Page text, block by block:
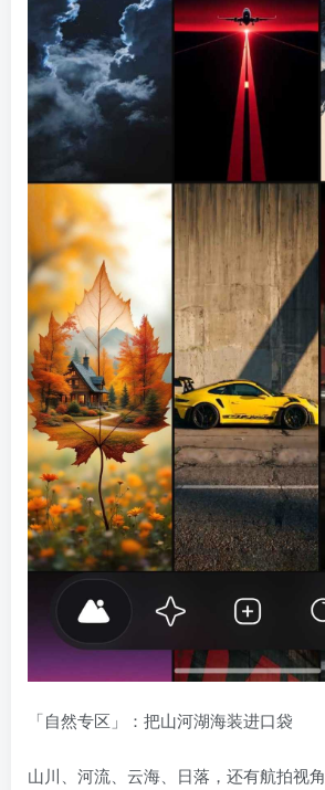
「自然专区」：把山河湖海装进口袋
山川、河流、云海、日落，还有航拍视